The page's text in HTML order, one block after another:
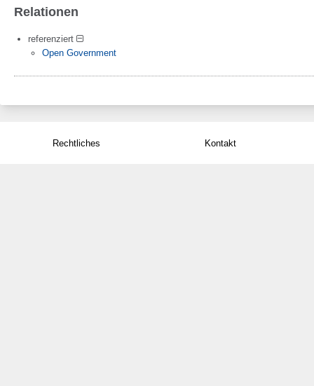
Relationen
referenziert
Open Government
Rechtliches Kontakt